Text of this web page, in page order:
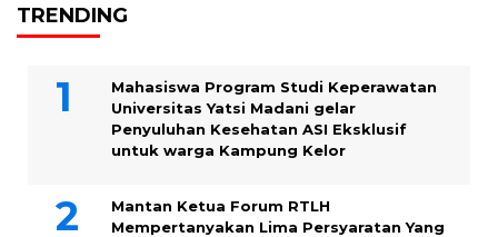
TRENDING
Mahasiswa Program Studi Keperawatan
Universitas Yatsi Madani gelar
Penyuluhan Kesehatan ASI Eksklusif
untuk warga Kampung ‎Kelor
Mantan Ketua Forum RTLH
Mempertanyakan Lima Persyaratan Yang